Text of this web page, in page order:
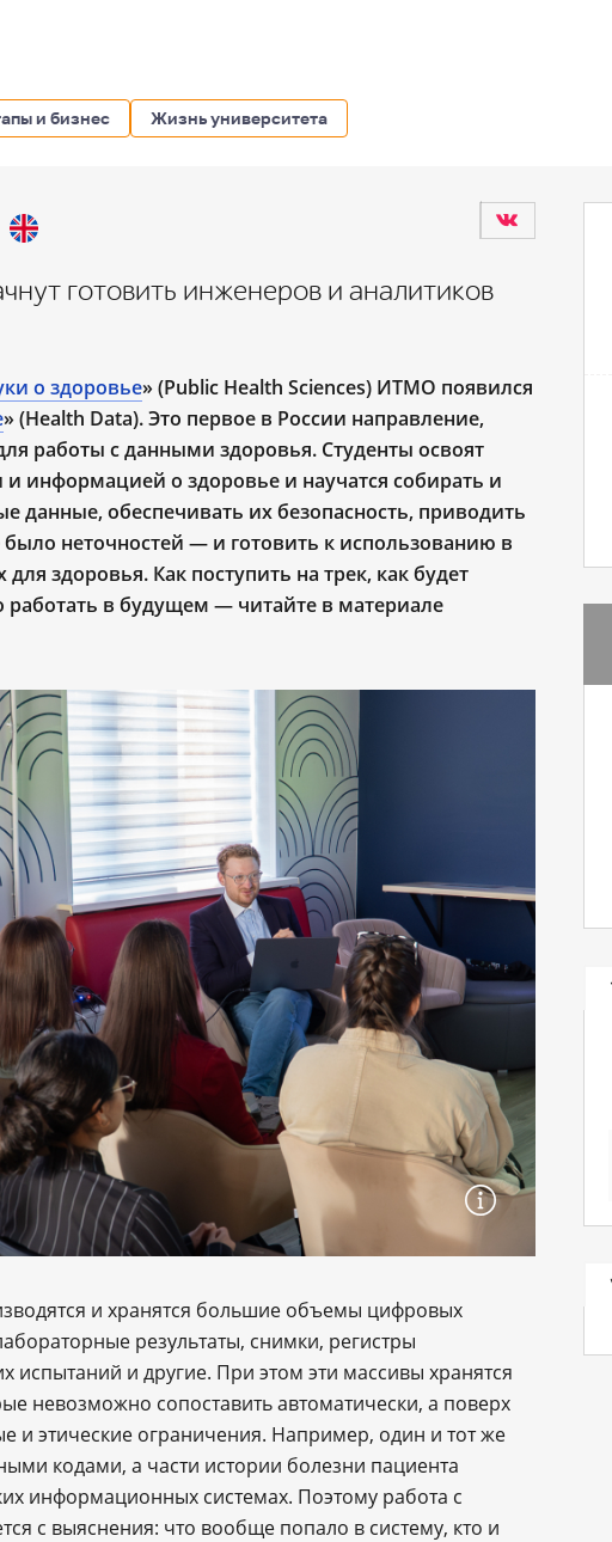
и бизнес Жизнь университета
готовить инженеров и аналитиков
о здоровье» (Public Health Sciences) ИТМО появился
» (Health Data). Это первое в России направление,
работы с данными здоровья. Студенты освоят
информацией о здоровье и научатся собирать и
данные, обеспечивать их безопасность, приводить
неточностей — и готовить к использованию в
здоровья. Как поступить на трек, как будет
в будущем — читайте в материале
и хранятся большие объемы цифровых
результаты, снимки, регистры
испытаний и другие. При этом эти массивы хранятся
невозможно сопоставить автоматически, а поверх
и этические ограничения. Например, один и тот же
кодами, а части истории болезни пациента
информационных системах. Поэтому работа с
с выяснения: что вообще попало в систему, кто и